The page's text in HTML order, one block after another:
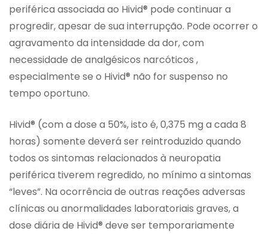
periférica associada ao Hivid® pode continuar a
progredir, apesar de sua interrupção. Pode ocorrer o
agravamento da intensidade da dor, com
necessidade de analgésicos narcóticos ,
especialmente se o Hivid® não for suspenso no
tempo oportuno.
Hivid® (com a dose a 50%, isto é, 0,375 mg a cada 8
horas) somente deverá ser reintroduzido quando
todos os sintomas relacionados à neuropatia
periférica tiverem regredido, no mínimo a sintomas
“leves”. Na ocorrência de outras reações adversas
clínicas ou anormalidades laboratoriais graves, a
dose diária de Hivid® deve ser temporariamente